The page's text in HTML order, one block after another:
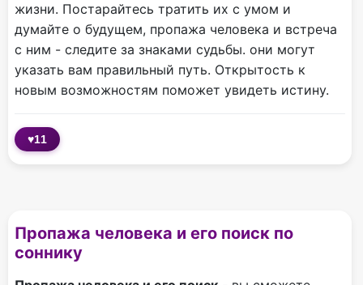
жизни. Постарайтесь тратить их с умом и
думайте о будущем, пропажа человека и встреча
с ним - следите за знаками судьбы. они могут
указать вам правильный путь. Открытость к
новым возможностям поможет увидеть истину.
♥11
Пропажа человека и его поиск по
соннику